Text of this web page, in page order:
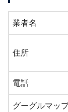
業者名
住所
電話
グーグルマッ